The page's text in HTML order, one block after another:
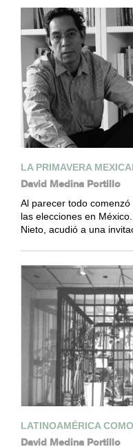
LA PRIMAVERA
David Medina Portillo
Al parecer todo
las elecciones en
Nieto, acudió a una
LATINOAMÉRICA
David Medina Portillo